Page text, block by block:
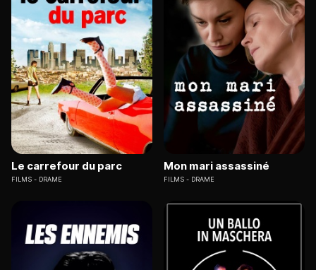
Le carrefour du parc
FILMS DRAME
Mon mari assassiné
FILMS DRAME